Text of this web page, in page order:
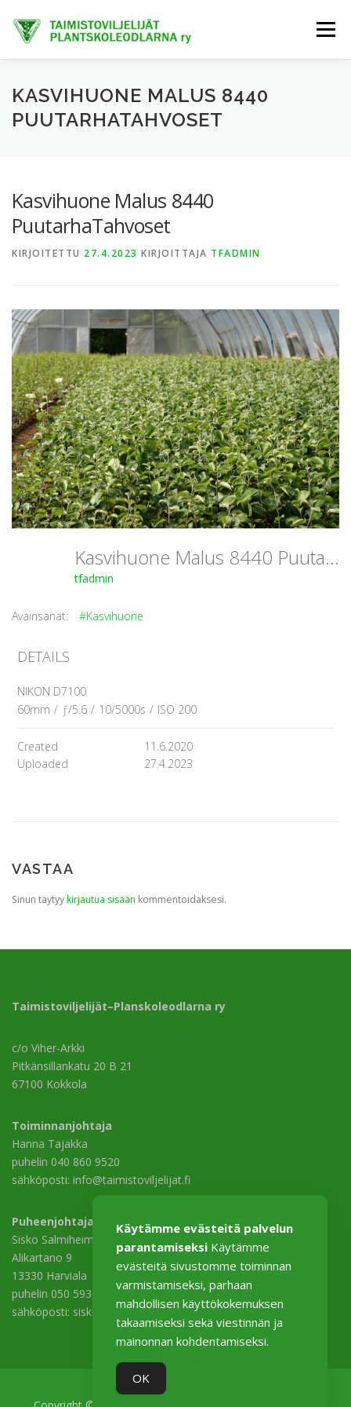
sisältöön
Valikko
ETUSIVU TIETOA MEISTÄ AJANKOHTAISTA
TRENDIKASVIT EXTRANET
KASVIHUONE MALUS 8440
PUUTARHATAHVOSET
Kasvihuone Malus 8440
PuutarhaTahvoset
KIRJOITETTU 27.4.2023 KIRJOITTAJA TFADMIN
Kasvihuone Malus 8440 PuutarhaTahvoset
tfadmin
Avainsanat: #Kasvihuone
DETAILS
NIKON D7100
60mm / ƒ/5.6 / 10/5000s / ISO 200
Created
11.6.2020
Uploaded
27.4.2023
VASTAA
Sinun täytyykirjautua sisään kommentoidaksesi.
Taimistoviljelijät–Planskoleodlarna ry
c/o Viher-Arkki
Pitkänsillankatu 20 B 21
67100 Kokkola
Toiminnanjohtaja
Hanna Tajakka
puhelin 040 860 9520
sähköposti: info@taimistoviljelijat.fi
Puheenjohtaja
Sisko Salmiheimo
Alikartano 9
13330 Harviala
puhelin 050 593 3529
sähköposti: sisko.salmiheimo@harviala.fi
Käytämme evästeitä palvelun
parantamiseksi Käytämme
evästeitä sivustomme toiminnan
varmistamiseksi, parhaan
mahdollisen käyttökokemuksen
takaamiseksi sekä viestinnän ja
mainonnan kohdentamiseksi.
OK